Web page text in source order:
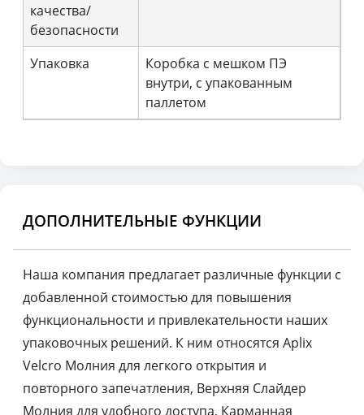
качества/
безопасности
Упаковка
Коробка с мешком ПЭ
внутри, с упакованным
паллетом
ДОПОЛНИТЕЛЬНЫЕ ФУНКЦИИ
Наша компания предлагает различные функции с
добавленной стоимостью для повышения
функциональности и привлекательности наших
упаковочных решений. К ним относятся Aplix
Velcro Молния для легкого открытия и
повторного запечатления, Верхняя Слайдер
Молния для удобного доступа, Карманная